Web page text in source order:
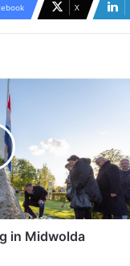
X
in Midwolda